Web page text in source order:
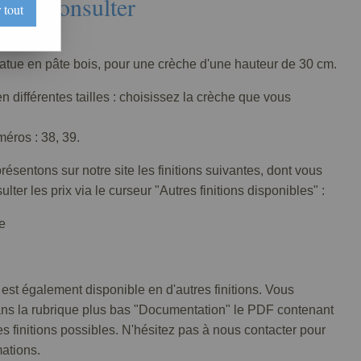
consulter
en pâte bois, pour une crèche d'une hauteur de 30 cm.
différentes tailles : choisissez la crèche que vous
: 38, 39.
sur notre site les finitions suivantes, dont vous
les prix via le curseur "Autres finitions disponibles" :
également disponible en d'autres finitions. Vous
la rubrique plus bas "Documentation" le PDF contenant
finitions possibles. N'hésitez pas à nous contacter pour
tout